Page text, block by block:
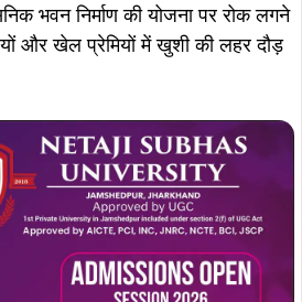
भवन निर्माण की योजना पर रोक लगने
और खेल प्रेमियों में खुशी की लहर दौड़